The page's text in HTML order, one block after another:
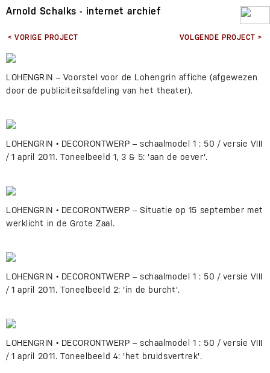
Arnold Schalks - internet archief
< VORIGE PROJECT VOLGENDE PROJECT >
LOHENGRIN – Voorstel voor de Lohengrin affiche (afgewezen
door de publiciteitsafdeling van het theater).
LOHENGRIN • DECORONTWERP – schaalmodel 1 : 50 / versie VIII
/ 1 april 2011. Toneelbeeld 1, 3 & 5: 'aan de oever'.
LOHENGRIN • DECORONTWERP – Situatie op 15 september met
werklicht in de Grote Zaal.
LOHENGRIN • DECORONTWERP – schaalmodel 1 : 50 / versie VIII
/ 1 april 2011. Toneelbeeld 2: 'in de burcht'.
LOHENGRIN • DECORONTWERP – schaalmodel 1 : 50 / versie VIII
/ 1 april 2011. Toneelbeeld 4: 'het bruidsvertrek'.